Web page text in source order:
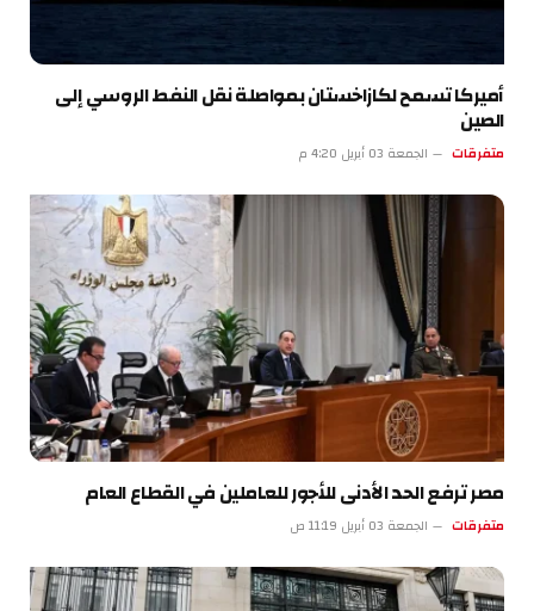
أميركا تسمح لكازاخستان بمواصلة نقل النفط الروسي إلى
الصين
متفرقات الجمعة 03 أبريل 4:20 م
مصر ترفع الحد الأدنى للأجور للعاملين في القطاع العام
متفرقات الجمعة 03 أبريل 11:19 ص